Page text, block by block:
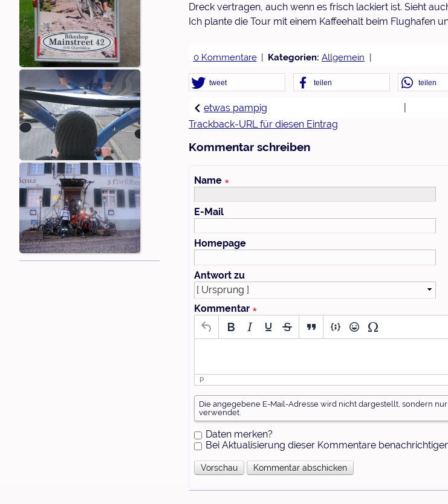
Dreck vertragen, auch wenn es frisch lackiert ist. Sieht
Ich plante die Tour mit einem Kaffeehalt beim Flughafen
0 Kommentare Kategorien: Allgemein
tweet teilen teilen
etwas pampig
Trackback-URL für diesen Eintrag
Kommentar schreiben
Name ∗
E-Mail
Homepage
Antwort zu
Kommentar ∗
P
W
s
i
s
S
i
Die angegebene E-Mail-Adresse wird nicht dargestellt, sondern
verwendet.
Daten merken?
Bei Aktualisierung dieser Kommentare